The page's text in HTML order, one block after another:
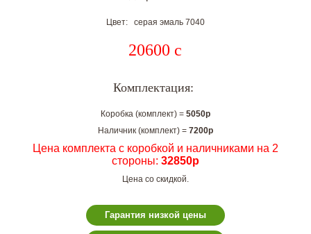
Цвет: серая эмаль 7040
20600 c
Комплектация:
Коробка (комплект) = 5050р
Наличник (комплект) = 7200р
Цена комплекта с коробкой и наличниками на 2
стороны: 32850р
Цена со скидкой.
Гарантия низкой цены